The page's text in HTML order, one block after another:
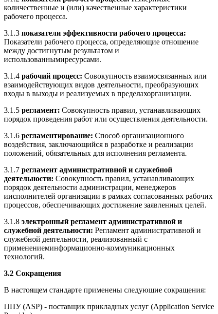
количественные и (или) качественные характеристики
рабочего процесса.
3.1.3 показатели эффективности рабочего процесса:
Показатели рабочего процесса, определяющие отношение
между достигнутым результатом и
использованнымиресурсами.
3.1.4 рабочий процесс: Совокупность взаимосвязанных или
взаимодействующих видов деятельности, преобразующих
входы в выходы и реализуемых в пределахорганизации.
3.1.5 регламент: Совокупность правил, устанавливающих
порядок проведения работ или осуществления деятельности.
3.1.6 регламентирование: Способ организационного
воздействия, заключающийся в разработке и реализации
положений, обязательных для исполнения регламента.
3.1.7 регламент административной и служебной
деятельности: Совокупность правил, устанавливающих
порядок деятельности администрации, менеджеров
иисполнителей организации в рамках согласованных рабочих
процессов, обеспечивающих достижение заявленных целей.
3.1.8 электронный регламент административной и
служебной деятельности: Регламент административной и
служебной деятельности, реализованный с
применениеминформационно-коммуникационных
технологий.
3.2 Сокращения
В настоящем стандарте применены следующие сокращения:
ППУ (ASP) - поставщик прикладных услуг (Application Service